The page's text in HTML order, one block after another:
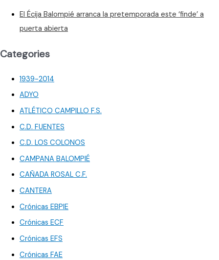
El Écija Balompié arranca la pretemporada este ‘finde’ a
puerta abierta
Categories
1939-2014
ADYO
ATLÉTICO CAMPILLO F.S.
C.D. FUENTES
C.D. LOS COLONOS
CAMPANA BALOMPIÉ
CAÑADA ROSAL C.F.
CANTERA
Crónicas EBPIE
Crónicas ECF
Crónicas EFS
Crónicas FAE